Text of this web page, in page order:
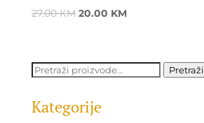
27.00KM Original
27.00 KM.
20.00 KMCurrent
20.00 KM.
Pretraži: Pretraži
Kategorije